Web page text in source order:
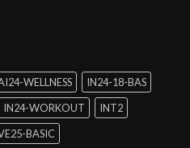
WELLNESS
IN24-18-BAS
IN24-WORKOUT
INT2
BASIC